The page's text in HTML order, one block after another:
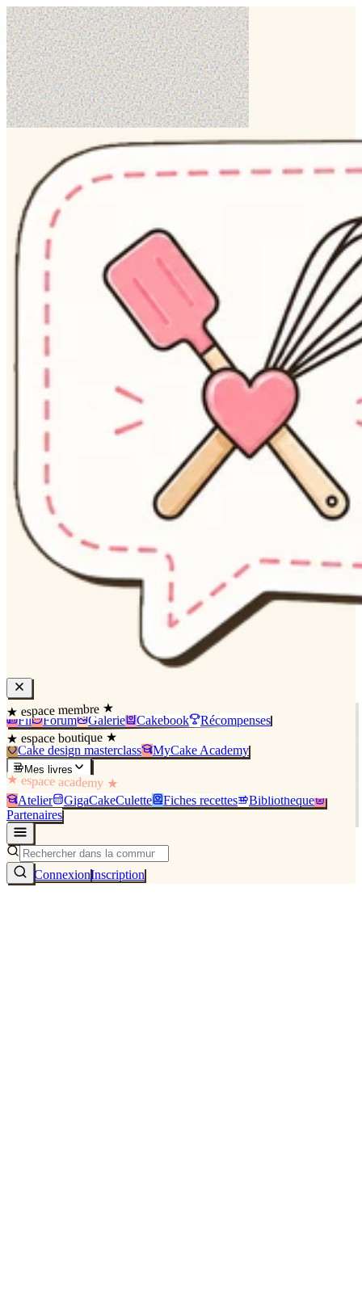
★ espace membre ★
Fil Forum Galerie Cakebook Récompenses
★ espace boutique ★
Cake design masterclass MyCake Academy
Mes livres
★ espace academy ★
Atelier GigaCakeCulette Fiches recettes
Bibliothèque
Partenaires
ConnexionInscription